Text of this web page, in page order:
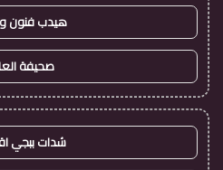
هيدب فنون
صحيفة
شدات ببجي